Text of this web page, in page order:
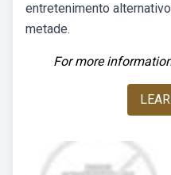
entretenimento
metade.
For more